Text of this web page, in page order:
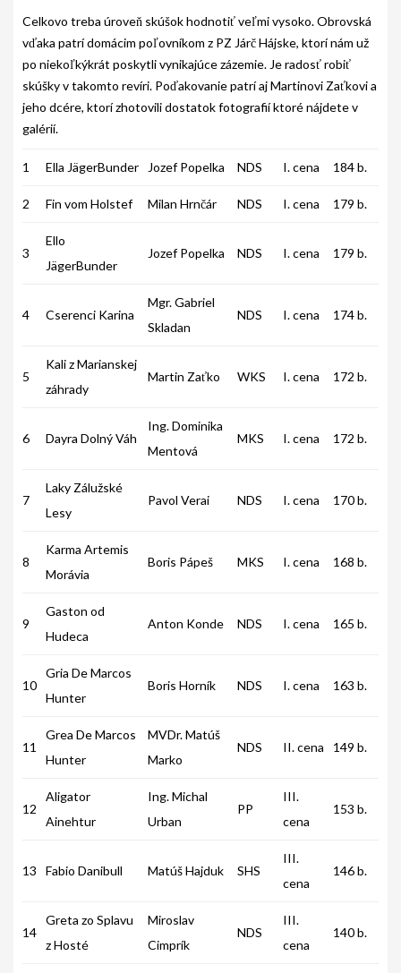
VÝSTAVY
VÝCVIKOVÉ DNI 2025
KYNOLOGICKÝ KALENDÁR
GALÉRIA
INZERCIA
KONTAKT
Celkovo treba úroveň skúšok hodnotiť veľmi vysoko. Obrovská
vďaka patrí domácim poľovníkom z PZ Járč Hájske, ktorí nám už
po niekoľkýkrát poskytli vynikajúce zázemie. Je radosť robiť
skúšky v takomto revíri. Poďakovanie patrí aj Martinovi Zaťkovi a
jeho dcére, ktorí zhotovili dostatok fotografií ktoré nájdete v
galérií.
1 Ella JägerBunder Jozef Popelka NDS I. cena 184 b.
2 Fin vom Holstef Milan Hrnčár NDS I. cena 179 b.
3
Ello
JägerBunder
Jozef Popelka NDS I. cena 179 b.
4 Cserenci Karina
Mgr. Gabriel
Skladan
NDS I. cena 174 b.
5
Kali z Marianskej
záhrady
Martin Zaťko WKS I. cena 172 b.
6 Dayra Dolný Váh
Ing. Dominika
Mentová
MKS I. cena 172 b.
7
Laky Zálužské
Lesy
Pavol Verai NDS I. cena 170 b.
8
Karma Artemis
Morávia
Boris Pápeš MKS I. cena 168 b.
9
Gaston od
Hudeca
Anton Konde NDS I. cena 165 b.
10
Gria De Marcos
Hunter
Boris Horník NDS I. cena 163 b.
11
Grea De Marcos
Hunter
MVDr. Matúš
Marko
NDS II. cena 149 b.
12
Aligator
Ainehtur
Ing. Michal
Urban
PP
III.
cena
153 b.
13 Fabio Danibull Matúš Hajduk SHS
III.
cena
146 b.
14
Greta zo Splavu
z Hosté
Miroslav
Cimprík
NDS
III.
cena
140 b.